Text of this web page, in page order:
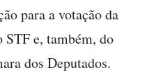
para a votação da
e, também, do
dos Deputados.